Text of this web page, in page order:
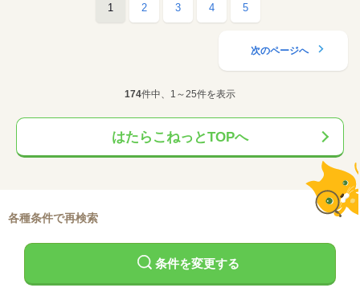
1 2 3 4 5
次のページへ
174件中、1～25件を表示
はたらこねっとTOPへ
各種条件で再検索
条件を変更する